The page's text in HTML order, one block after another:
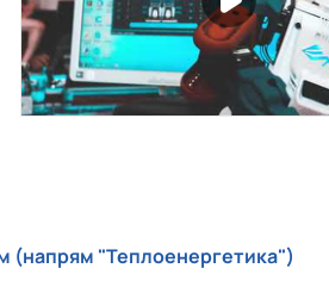
(напрям "Теплоенергетика")